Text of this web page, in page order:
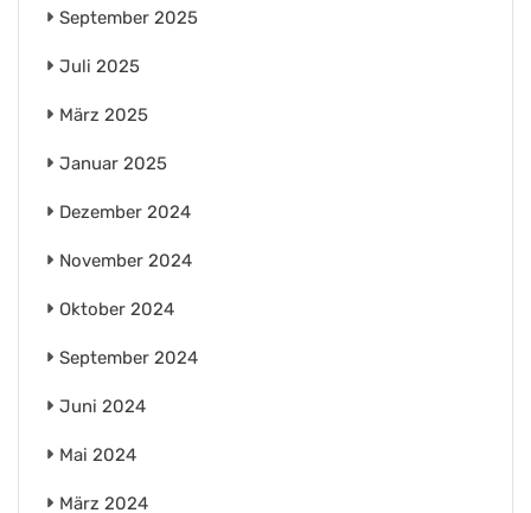
September 2025
Juli 2025
März 2025
Januar 2025
Dezember 2024
November 2024
Oktober 2024
September 2024
Juni 2024
Mai 2024
März 2024